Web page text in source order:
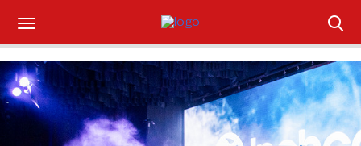
Suscríbase
Iniciar sesión
Portada